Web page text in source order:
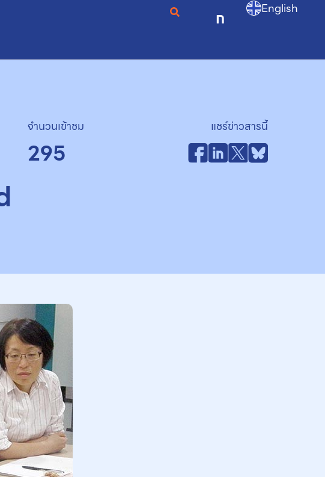
ก English
จำนวนเข้าชม
295
แชร์ข่าวสารนี้